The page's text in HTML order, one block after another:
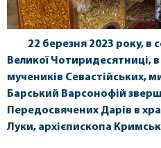
22 березня 2023 року, в
Великої Чотиридесятниці,
мучеників Севастійських,
Барський Варсонофій
Передосвячених Дарів в
Луки, архієпископа